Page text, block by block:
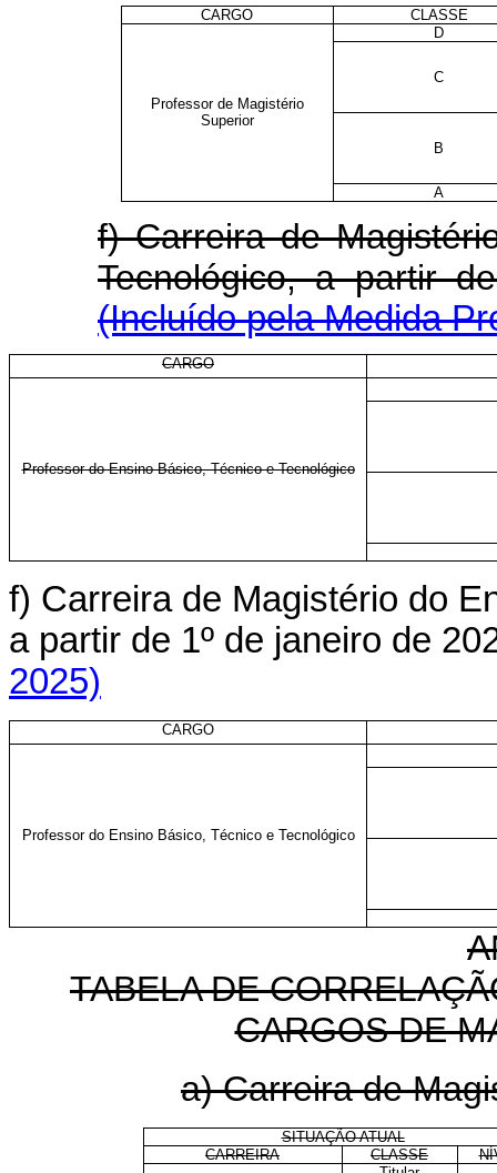
CARGO CLASSE
Professor de Magistério
Superior
D
C
B
A
f) Carreira de
Tecnológico, a
(Incluído pela Medida
CARGO
Professor do Ensino Básico, Técnico e Tecnológico
f) Carreira de Magistério do
a partir de 1º de janeiro de
2025)
CARGO
Professor do Ensino Básico, Técnico e Tecnológico
TABELA DE
CARGOS DE
a) Carreira de
SITUAÇÃO ATUAL
CARREIRA
CLASSE